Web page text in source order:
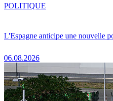
L'Espagne anticipe une nouvelle
06.08.2026
POLITIQUE